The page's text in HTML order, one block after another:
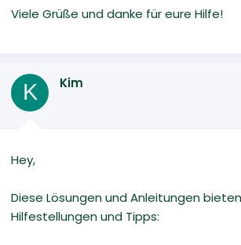
Viele Grüße und danke für eure Hilfe!
K Kim
Hey,
Diese Lösungen und Anleitungen
Hilfestellungen und Tipps: